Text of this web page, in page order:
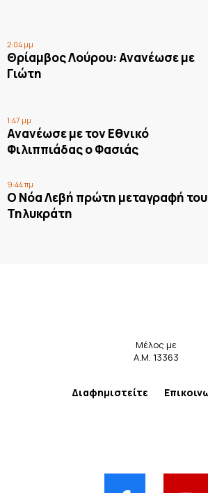
2:04 μμ
Θρίαμβος Λούρου: Ανανέωσε με
Γιώτη
1:47 μμ
Ανανέωσε με τον Εθνικό
Φιλιππιάδας ο Φασιάς
9:44 πμ
Ο Νόα Λεβή πρώτη μεταγραφή του
Τηλυκράτη
Μέλος με
Α.Μ. 13363
Διαφημιστείτε